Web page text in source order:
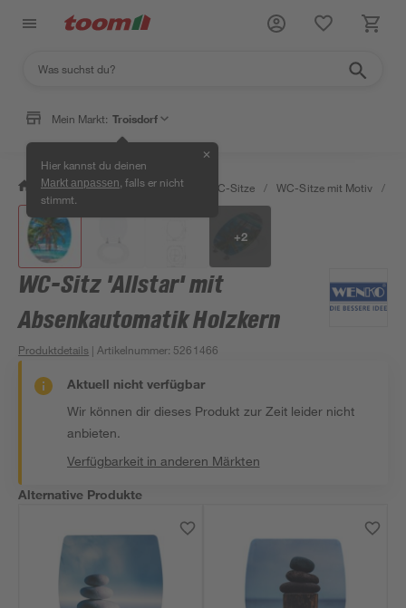
Mein Markt: Troisdorf
Hier kannst du deinen
Markt anpassen , falls er nicht
stimmt.
✕
/ Bad & Sanitär / Toiletten WC-Sitze / WC-Sitze mit Motiv /
+2
WC-Sitz 'Allstar' mit
Absenkautomatik Holzkern
Produktdetails | Artikelnummer: 5261466
Aktuell nicht verfügbar
Wir können dir dieses Produkt zur Zeit leider nicht
anbieten.
Verfügbarkeit in anderen Märkten
Alternative Produkte